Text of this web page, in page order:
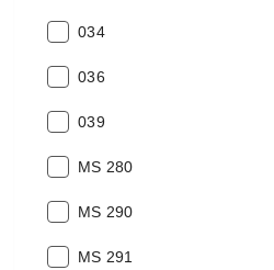
pilarek:
Pasujące
pilarek:
034
Pasujące
pilarek:
036
Pasujące
pilarek:
039
Pasujące
pilarek:
MS 280
Pasujące
pilarek:
MS 290
Pasujące
MS 291